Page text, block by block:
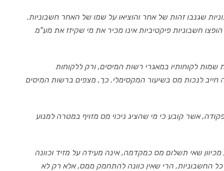
שגנבו זהות של אחר והוציאו על שמו של האחר חשבוניות.
חשבוניות פיקטיביות אינו מכיר את מי שקיזז את מע"מ
שמות לקוחותיו במאגרי רשות המיסים, ורק ללקוחות
לנכות מס בשיעור המקסימלי. כך, מצפים ברשות המיסים
כי בעבר נהגו לזייף אישורי ניכוי מס במקור, ואז חוקק סעיף 220(6) לפקודה, אשר קובע כי מי שהציג ניכוי מס מזויף במטרה למנוע
כסעיף עצמאי, מכיוון שאי תשלום מס כמקדמה, אינה מעידה על מזיד וכוונה
החשבוניות, הרי שאין כוונה להתחמק ממס, אלא רק לא